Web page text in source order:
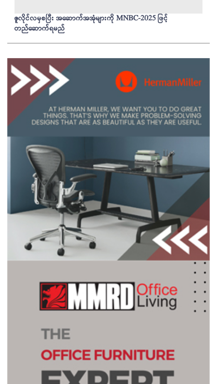
ဇူလိုင်လမှစပြီး အဆောက်အအုံများကို MNBC-2025 ဖြင့်
တည်ဆောက်ရမည်